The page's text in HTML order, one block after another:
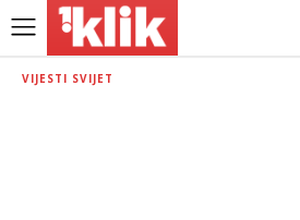
VIJESTI SVIJET